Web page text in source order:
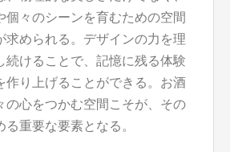
個々のシーンを育むための空間
求められる。デザインの力を理
続けることで、記憶に残る体験
作り上げることができる。お酒
の心をつかむ空間こそが、その
重要な要素となる。